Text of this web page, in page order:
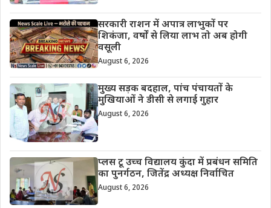
सरकारी राशन में अपात्र लाभुकों पर
शिकंजा, वर्षों से लिया लाभ तो अब होगी
वसूली
August 6, 2026
मुख्य सड़क बदहाल, पांच पंचायतों के
मुखियाओं ने डीसी से लगाई गुहार
August 6, 2026
प्लस टू उच्च विद्यालय कुंदा में प्रबंधन समिति
का पुनर्गठन, जितेंद्र अध्यक्ष निर्वाचित
August 6, 2026